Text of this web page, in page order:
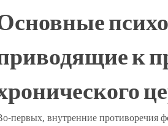
к
первых, внутренние противоречия